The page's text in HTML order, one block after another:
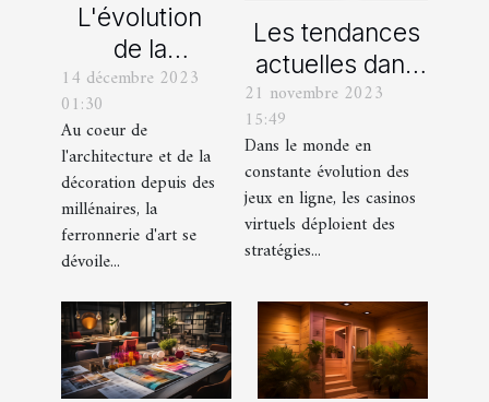
L'évolution
de la
ferronnerie
d'art à travers
les siècles
14 décembre 2023
01:30
Au coeur de
l'architecture et de la
décoration depuis des
millénaires, la
ferronnerie d'art se
dévoile...
Les tendances
actuelles dans
les offres
promotionnelles
des casinos en
ligne
21 novembre 2023
15:49
Dans le monde en
constante évolution des
jeux en ligne, les casinos
virtuels déploient des
stratégies...